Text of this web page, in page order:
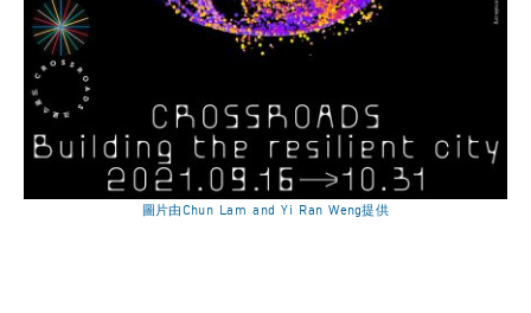
圖片由Chun Lam and Yi Ran Weng提供